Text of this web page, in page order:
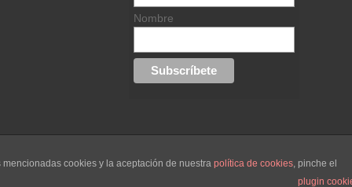
Nombre
Creada porhugustudio.com
cookies y la aceptación de nuestra política de cookies, pinche el
plugin